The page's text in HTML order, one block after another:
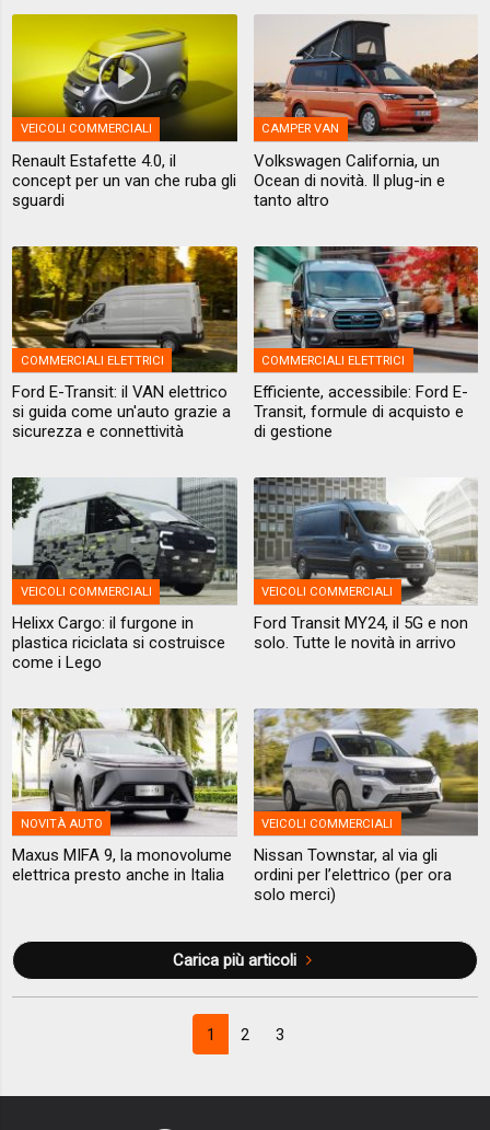
VEICOLI COMMERCIALI
Renault Estafette 4.0, il
concept per un van che ruba gli
sguardi
CAMPER VAN
Volkswagen California, un
Ocean di novità. Il plug-in e
tanto altro
COMMERCIALI ELETTRICI
Ford E-Transit: il VAN elettrico
si guida come un'auto grazie a
sicurezza e connettività
COMMERCIALI ELETTRICI
Efficiente, accessibile: Ford E-
Transit, formule di acquisto e
di gestione
VEICOLI COMMERCIALI
Helixx Cargo: il furgone in
plastica riciclata si costruisce
come i Lego
VEICOLI COMMERCIALI
Ford Transit MY24, il 5G e non
solo. Tutte le novità in arrivo
NOVITÀ AUTO
Maxus MIFA 9, la monovolume
elettrica presto anche in Italia
VEICOLI COMMERCIALI
Nissan Townstar, al via gli
ordini per l’elettrico (per ora
solo merci)
Carica più articoli
1 2 3